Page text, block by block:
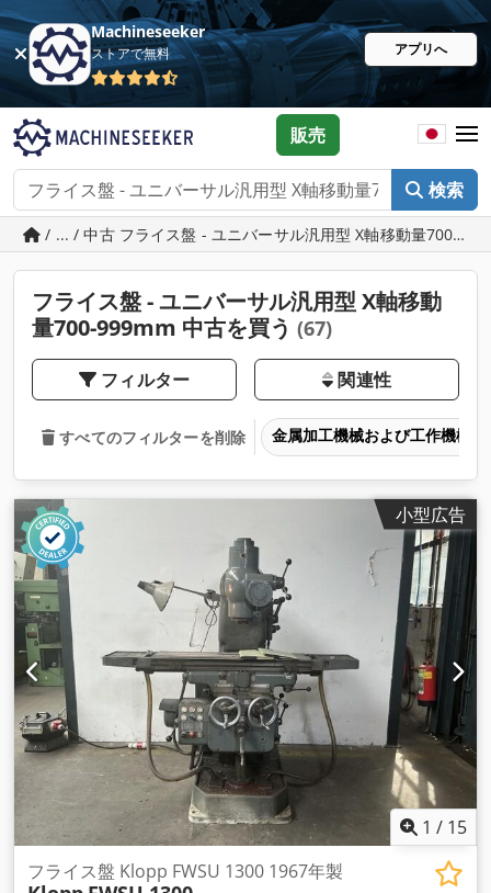
Machineseeker
ストアで無料 アプリへ
検索
販売
/ ... / 中古 フライス盤 - ユニバーサル汎用型 X軸移動量700-
フライス盤 - ユニバーサル汎用型 X軸移動
量700-999mm 中古を買う (67)
フィルター 関連性
すべてのフィルターを削除 金属加工機械および工作機械
小型広告
1 / 15
フライス盤 Klopp FWSU 1300 1967年製